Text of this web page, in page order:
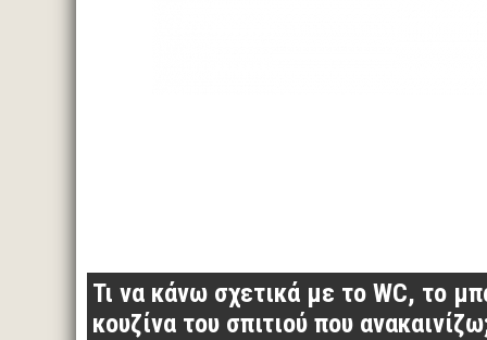
Τι να κάνω σχετικά με το WC, το
κουζίνα του σπιτιού που